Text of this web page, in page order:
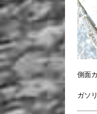
側面
ガソ